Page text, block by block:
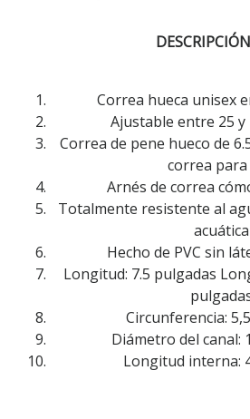
DESCRIPCIÓN
Correa hueca unisex
Ajustable entre 25 y
Correa de pene hueco de
correa para
Arnés de correa
Totalmente resistente al
acuática
Hecho de PVC sin
Longitud: 7.5 pulgadas
Circunferencia:
Diámetro del canal:
Longitud interna: